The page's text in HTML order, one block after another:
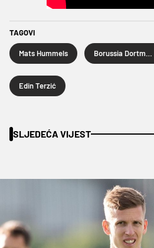
TAGOVI
Mats Hummels
Edin Terzić
SLJEDEĆA VIJEST